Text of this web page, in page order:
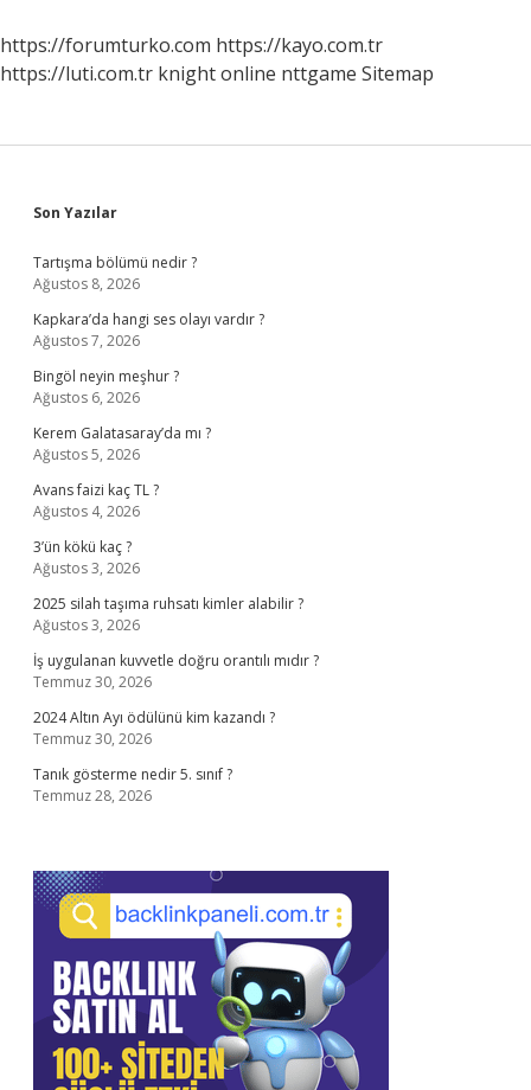
https://forumturko.com https://kayo.com.tr
https://luti.com.tr knight online nttgame Sitemap
Sidebar
Son Yazılar
Tartışma bölümü nedir ?
Ağustos 8, 2026
Kapkara’da hangi ses olayı vardır ?
Ağustos 7, 2026
Bingöl neyin meşhur ?
Ağustos 6, 2026
Kerem Galatasaray’da mı ?
Ağustos 5, 2026
Avans faizi kaç TL ?
Ağustos 4, 2026
3’ün kökü kaç ?
Ağustos 3, 2026
2025 silah taşıma ruhsatı kimler alabilir ?
Ağustos 3, 2026
İş uygulanan kuvvetle doğru orantılı mıdır ?
Temmuz 30, 2026
2024 Altın Ayı ödülünü kim kazandı ?
Temmuz 30, 2026
Tanık gösterme nedir 5. sınıf ?
Temmuz 28, 2026